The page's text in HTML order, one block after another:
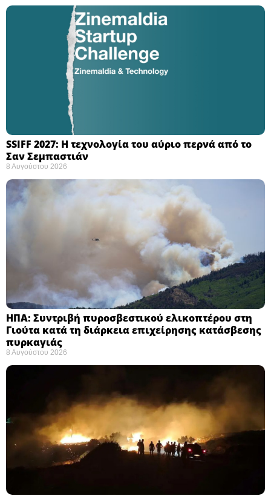
SSIFF 2027: Η τεχνολογία του αύριο περνά από το
Σαν Σεμπαστιάν ​
8 Αυγούστου 2026
ΗΠΑ: Συντριβή πυροσβεστικού ελικοπτέρου στη
Γιούτα κατά τη διάρκεια επιχείρησης κατάσβεσης
πυρκαγιάς ​
8 Αυγούστου 2026